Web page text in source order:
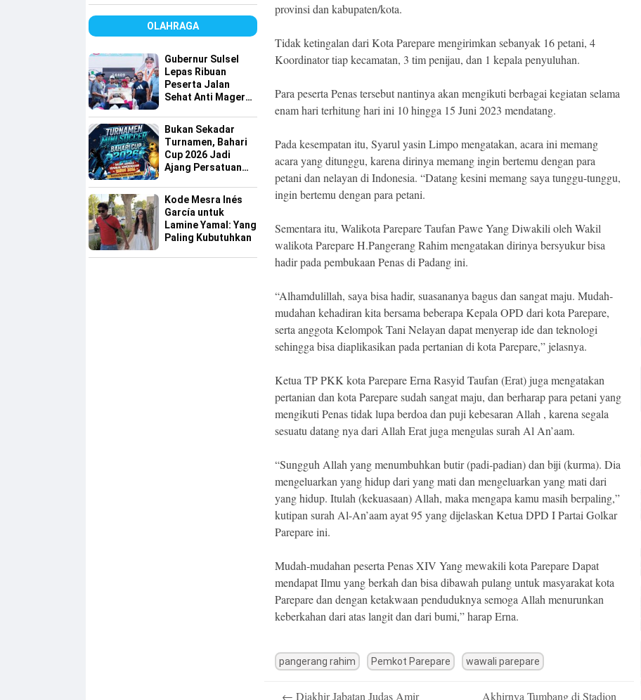
OLAHRAGA
Gubernur Sulsel
Lepas Ribuan
Peserta Jalan
Sehat Anti Mager
Lintas Agama
Bukan Sekadar
Turnamen, Bahari
Cup 2026 Jadi
Ajang Persatuan
Sinjai
Kode Mesra Inés
García untuk
Lamine Yamal: Yang
Paling Kubutuhkan
provinsi dan kabupaten/kota.
Tidak ketingalan dari Kota Parepare mengirimkan sebanyak 16 petani, 4
Koordinator tiap kecamatan, 3 tim penijau, dan 1 kepala penyuluhan.
Para peserta Penas tersebut nantinya akan mengikuti berbagai kegiatan selama
enam hari terhitung hari ini 10 hingga 15 Juni 2023 mendatang.
Pada kesempatan itu, Syarul yasin Limpo mengatakan, acara ini memang
acara yang ditunggu, karena dirinya memang ingin bertemu dengan para
petani dan nelayan di Indonesia. “Datang kesini memang saya tunggu-tunggu,
ingin bertemu dengan para petani.
Sementara itu, Walikota Parepare Taufan Pawe Yang Diwakili oleh Wakil
walikota Parepare H.Pangerang Rahim mengatakan dirinya bersyukur bisa
hadir pada pembukaan Penas di Padang ini.
“Alhamdulillah, saya bisa hadir, suasananya bagus dan sangat maju. Mudah-
mudahan kehadiran kita bersama beberapa Kepala OPD dari kota Parepare,
serta anggota Kelompok Tani Nelayan dapat menyerap ide dan teknologi
sehingga bisa diaplikasikan pada pertanian di kota Parepare,” jelasnya.
Ketua TP PKK kota Parepare Erna Rasyid Taufan (Erat) juga mengatakan
pertanian dan kota Parepare sudah sangat maju, dan berharap para petani yang
mengikuti Penas tidak lupa berdoa dan puji kebesaran Allah , karena segala
sesuatu datang nya dari Allah Erat juga mengulas surah Al An’aam.
“Sungguh Allah yang menumbuhkan butir (padi-padian) dan biji (kurma). Dia
mengeluarkan yang hidup dari yang mati dan mengeluarkan yang mati dari
yang hidup. Itulah (kekuasaan) Allah, maka mengapa kamu masih berpaling,”
kutipan surah Al-An’aam ayat 95 yang dijelaskan Ketua DPD I Partai Golkar
Parepare ini.
Mudah-mudahan peserta Penas XIV Yang mewakili kota Parepare Dapat
mendapat Ilmu yang berkah dan bisa dibawah pulang untuk masyarakat kota
Parepare dan dengan ketakwaan penduduknya semoga Allah menurunkan
keberkahan dari atas langit dan dari bumi,” harap Erna.
pangerang rahim Pemkot Parepare wawali parepare
← Diakhir Jabatan Judas Amir
Akhirnya Tumbang di Stadion